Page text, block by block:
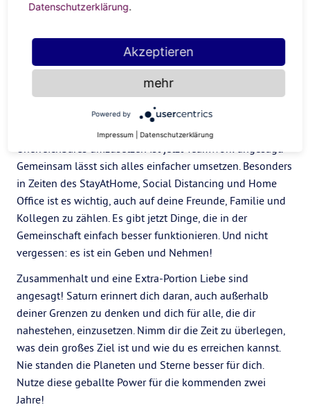
Alles im Alleingang? Sicher
nicht!
Zählst du dich zu denen, die einen großen Freiheitsdrang
verspüren? Und die am liebsten alles gerne alleine
durchziehen? Besser nicht! Saturn im Wassermann
verbindet neue Ideen mit konkreten Plänen. Um fast
Unerreichbares umzusetzen ist jetzt Teamwork angesagt.
Gemeinsam lässt sich alles einfacher umsetzen. Besonders
in Zeiten des StayAtHome, Social Distancing und Home
Office ist es wichtig, auch auf deine Freunde, Familie und
Kollegen zu zählen. Es gibt jetzt Dinge, die in der
Gemeinschaft einfach besser funktionieren. Und nicht
vergessen: es ist ein Geben und Nehmen!
Zusammenhalt und eine Extra-Portion Liebe sind
angesagt! Saturn erinnert dich daran, auch außerhalb
deiner Grenzen zu denken und dich für alle, die dir
nahestehen, einzusetzen. Nimm dir die Zeit zu überlegen,
was dein großes Ziel ist und wie du es erreichen kannst.
Nie standen die Planeten und Sterne besser für dich.
Nutze diese geballte Power für die kommenden zwei
Jahre!
Datenschutzerklärung.
Akzeptieren
mehr
Powered by
Impressum Datenschutzerklärung